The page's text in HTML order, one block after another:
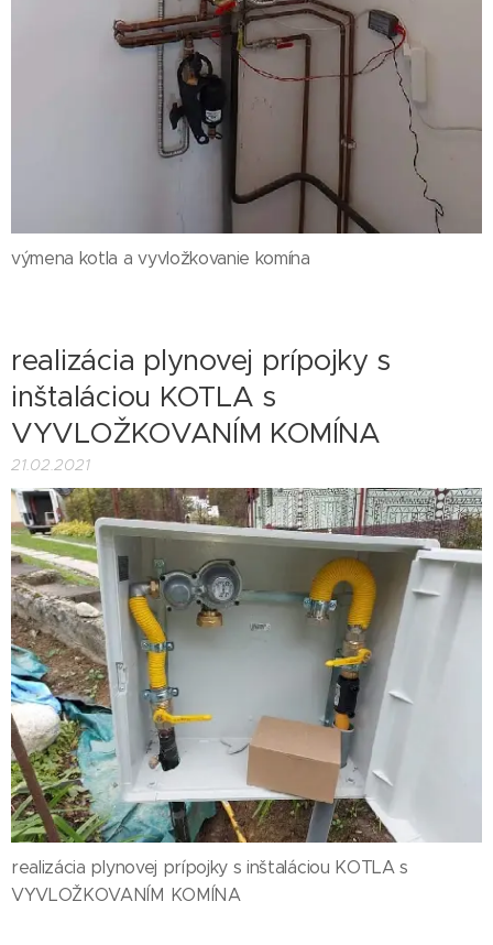
výmena kotla a vyvložkovanie komína
realizácia plynovej prípojky s
inštaláciou KOTLA s
VYVLOŽKOVANÍM KOMÍNA
21.02.2021
realizácia plynovej prípojky s inštaláciou KOTLA s
VYVLOŽKOVANÍM KOMÍNA